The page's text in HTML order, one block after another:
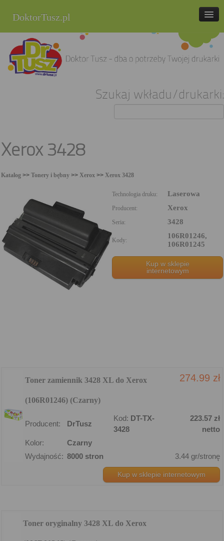
DoktorTusz.pl
tel. 857 337 337
Strona główna
Sklep internetowy
Szukaj wkładu/drukarki:
Xerox 3428
Katalog >> Tonery i bębny >> Xerox >> Xerox 3428
Technologia druku: Laserowa
Producent: Xerox
Seria: 3428
Kody:
106R01246,
106R01245
Kup w sklepie
internetowym
Toner zamiennik 3428 XL do Xerox
(106R01246) (Czarny)
274.99 zł
Producent: DrTusz
Kod: DT-TX-
3428
223.57 zł
netto
Kolor:
Czarny
Wydajność: 8000 stron 3.44 gr/stronę
Kup w sklepie internetowym
Toner oryginalny 3428 XL do Xerox